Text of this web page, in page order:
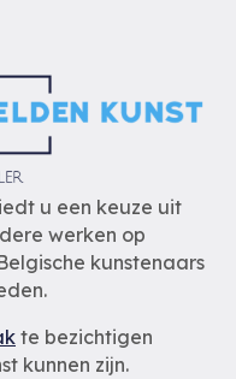
u een keuze uit
werken op
kunstenaars
te bezichtigen
kunnen zijn.